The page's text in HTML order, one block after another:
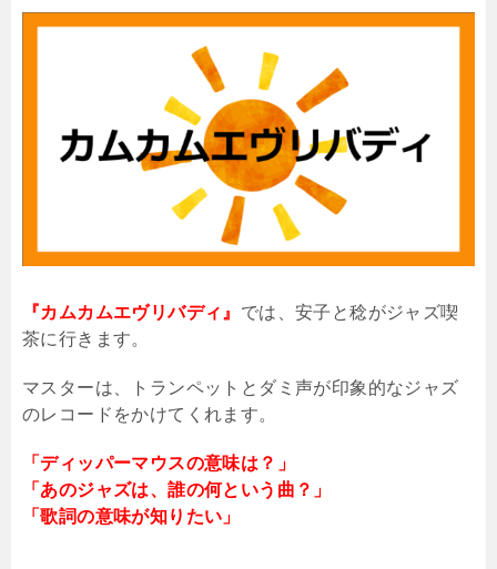
『カムカムエヴリバディ』 では、安子と稔がジャズ喫
茶に行きます。
マスターは、トランペットとダミ声が印象的なジャズ
のレコードをかけてくれます。
「ディッパーマウスの意味は？」
「あのジャズは、誰の何という曲？」
「歌詞の意味が知りたい」